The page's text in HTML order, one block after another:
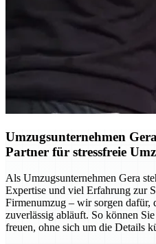
Umzugsunternehmen
Partner für stressfreie
Als Umzugsunternehmen Gera
Expertise und viel Erfahrung zur
Firmenumzug – wir sorgen dafür,
zuverlässig abläuft. So können
freuen, ohne sich um die Details